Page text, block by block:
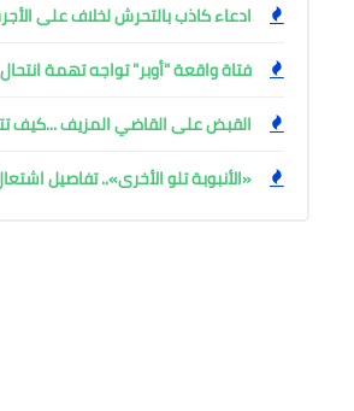
ادعاء كاذب بالتحرش لخلاف على
فتاة واقعة "أوبر" تواجه تهمة
القبض على القاضي المزيف ...كيف
«الأنبوبة تلو الأخرى».. تفاصيل اشتعال سيارة تحمل